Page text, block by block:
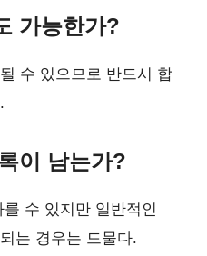
가능한가?
수 있으므로 반드시 합
이 남는가?
수 있지만 일반적인
는 경우는 드물다.